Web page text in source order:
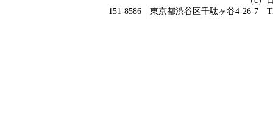
151-8586 東京都渋谷区千駄ヶ谷4-26-7